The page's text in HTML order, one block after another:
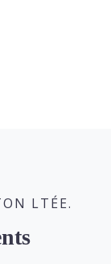
LTÉE.